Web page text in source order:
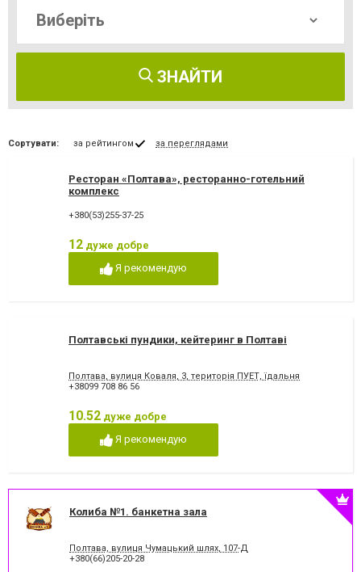
ЗНАЙТИ
Сортувати: за рейтингом за переглядами
Ресторан «Полтава», ресторанно-готельний
комплекс
+380(53)255-37-25
12 дуже добре
Я рекомендую
Полтавські пундики, кейтеринг в Полтаві
Полтава, вулиця Коваля, 3, територія ПУЕТ, їдальня
+38099 708 86 56
10.52 дуже добре
Я рекомендую
Колиба №1. банкетна зала
Полтава, вулиця Чумацький шлях, 107-Д
+380(66)205-20-28